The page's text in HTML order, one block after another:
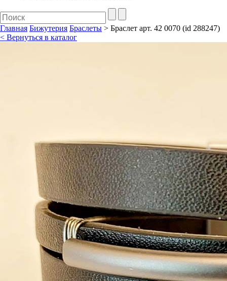
Главная Бижутерия Браслеты > Браслет арт. 42 0070 (id 288247)
< Вернуться в каталог